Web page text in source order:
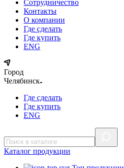
Сотрудничество
Контакты
О компании
Где сделать
Где купить
ENG
Город
Челябинск
Где сделать
Где купить
ENG
Каталог продукции